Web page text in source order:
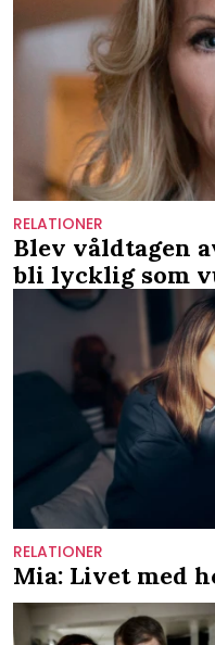
RELATIONER
Blev våldtagen
bli lycklig som
RELATIONER
Mia: Livet med